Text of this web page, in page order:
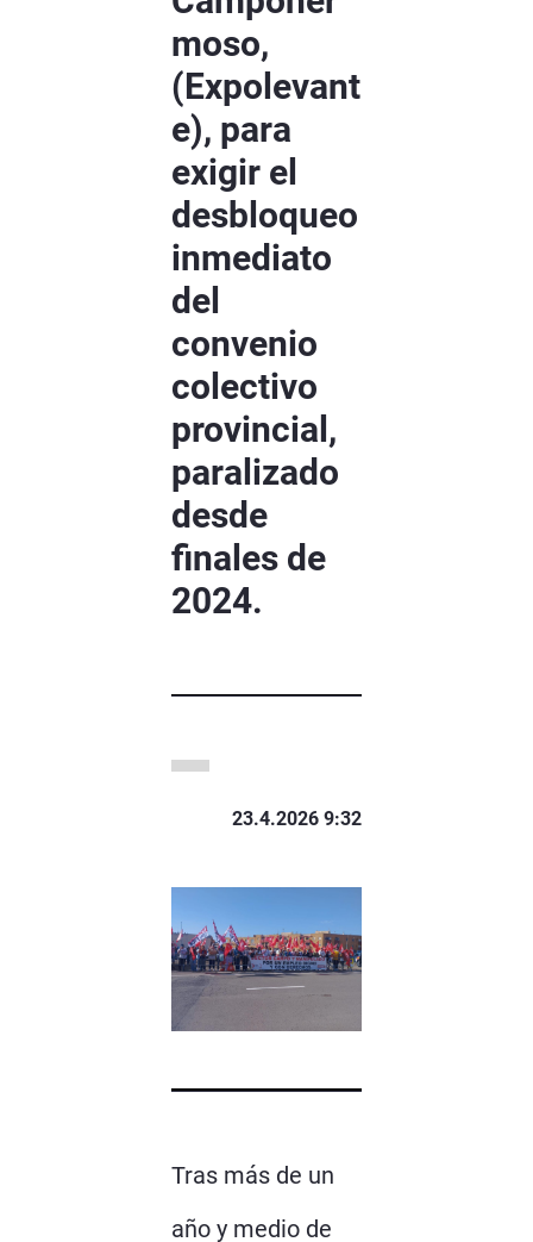
moso,
(Expolevant
e), para
exigir el
desbloqueo
inmediato
del
convenio
colectivo
provincial,
paralizado
desde
finales de
2024.
23.4.2026 9:32
Tras más de un
año y medio de